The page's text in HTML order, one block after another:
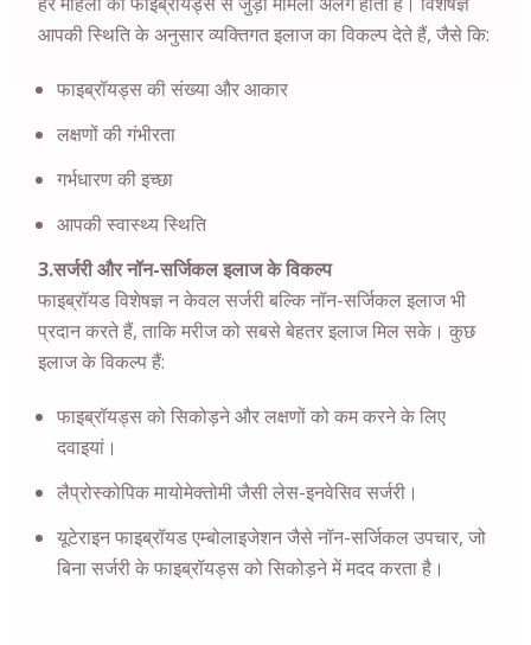
आपकी स्थिति के अनुसार व्यक्तिगत इलाज का विकल्प देते हैं, जैसे कि:
फाइब्रॉयड्स की संख्या और आकार
लक्षणों की गंभीरता
गर्भधारण की इच्छा
आपकी स्वास्थ्य स्थिति
3.सर्जरी और नॉन-सर्जिकल इलाज के विकल्प
फाइब्रॉयड विशेषज्ञ न केवल सर्जरी बल्कि नॉन-सर्जिकल इलाज भी
प्रदान करते हैं, ताकि मरीज को सबसे बेहतर इलाज मिल सके। कुछ
इलाज के विकल्प हैं:
फाइब्रॉयड्स को सिकोड़ने और लक्षणों को कम करने के लिए
दवाइयां।
लैप्रोस्कोपिक मायोमेक्तोमी जैसी लेस-इनवेसिव सर्जरी।
यूटेराइन फाइब्रॉयड एम्बोलाइजेशन जैसे नॉन-सर्जिकल उपचार, जो
बिना सर्जरी के फाइब्रॉयड्स को सिकोड़ने में मदद करता है।